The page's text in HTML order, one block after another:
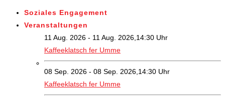
Soziales Engagement
Veranstaltungen
11 Aug. 2026 - 11 Aug. 2026,14:30 Uhr
Kaffeeklatsch fer Umme
08 Sep. 2026 - 08 Sep. 2026,14:30 Uhr
Kaffeeklatsch fer Umme